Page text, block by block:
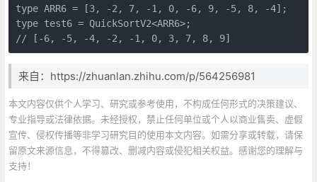
type ARR6 = [3, -2, 7, -1, 0, -6, 9, -5, 8, -4];
type test6 = QuickSortV2<ARR6>;
// [-6, -5, -4, -2, -1, 0, 3, 7, 8, 9]
来自：https://zhuanlan.zhihu.com/p/564256981
本文内容仅供个人学习、研究或参考使用，不构成任何形式的决策建议、
专业指导或法律依据。未经授权，禁止任何单位或个人以商业售卖、虚假
宣传、侵权传播等非学习研究目的使用本文内容。如需分享或转载，请保
留原文来源信息，不得篡改、删减内容或侵犯相关权益。感谢您的理解与
支持！